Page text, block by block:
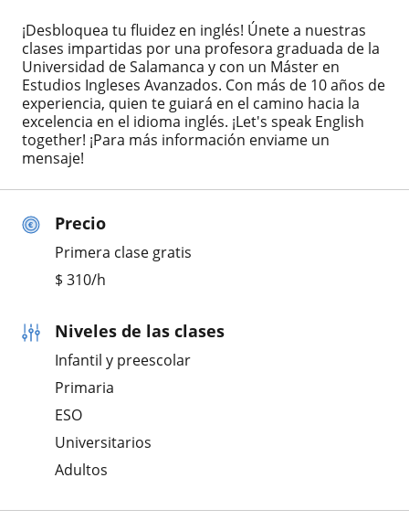
Precio
Primera clase gratis
$ 310/h
Niveles de las clases
Infantil y preescolar
Primaria
ESO
Universitarios
Adultos
¡Desbloquea tu fluidez en inglés! Únete a nuestras
clases impartidas por una profesora graduada de la
Universidad de Salamanca y con un Máster en
Estudios Ingleses Avanzados. Con más de 10 años de
experiencia, quien te guiará en el camino hacia la
excelencia en el idioma inglés. ¡Let's speak English
together! ¡Para más información enviame un
mensaje!